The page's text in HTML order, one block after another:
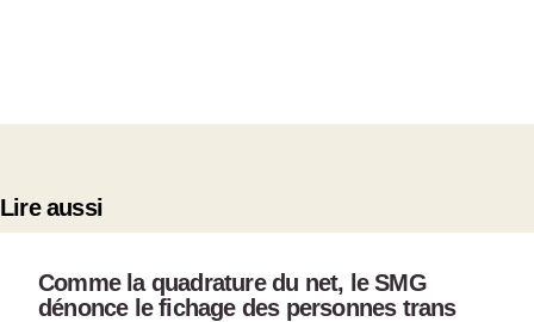
Lire aussi
Comme la quadrature du net, le SMG
dénonce le fichage des personnes trans